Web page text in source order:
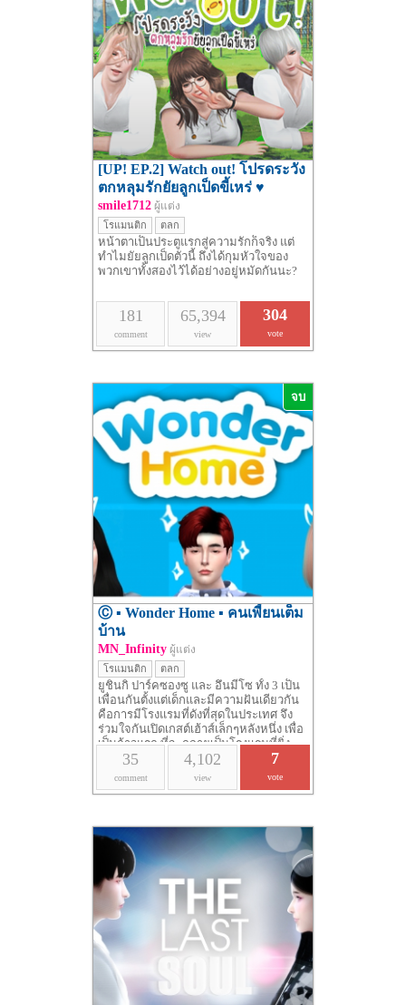
[UP! EP.2] Watch out! โปรดระวัง
ตกหลุมรักยัยลูกเป็ดขี้เหร่ ♥
smile1712 ผู้แต่ง
โรแมนติก ตลก
หน้าตาเป็นประตูแรกสู่ความรักก็จริง แต่
ทำไมยัยลูกเป็ดตัวนี้ ถึงได้กุมหัวใจของ
พวกเขาทั้งสองไว้ได้อย่างอยู่หมัดกันนะ?
181
comment
65,394
view
304
vote
จบ
Ⓒ ▪ Wonder Home ▪ คนเพี้ยนเต็ม
บ้าน
MN_Infinity ผู้แต่ง
โรแมนติก ตลก
ยูชินกิ ปาร์คซองซู และ อึนมีโซ ทั้ง 3 เป็น
เพื่อนกันตั้งแต่เด็กและมีความฝันเดียวกัน
คือการมีโรงแรมที่ดังที่สุดในประเทศ จึง
ร่วมใจกันเปิดเกสต์เฮ้าส์เล็กๆหลังหนึ่ง เพื่อ
เป็นก้าวแรก ที่จะกลายเป็นโรงแรมที่ยิ่ง
ใหญ่......
35
comment
4,102
view
7
vote